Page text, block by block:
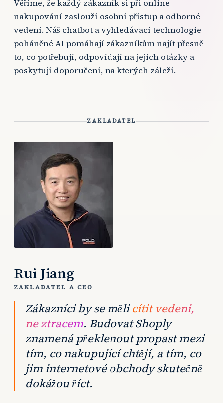
Věříme, že každý zákazník si při online
nakupování zaslouží osobní přístup a odborné
vedení. Náš chatbot a vyhledávací technologie
poháněné AI pomáhají zákazníkům najít přesně
to, co potřebují, odpovídají na jejich otázky a
poskytují doporučení, na kterých záleží.
ZAKLADATEL
Rui Jiang
ZAKLADATEL A CEO
Zákazníci by se měli cítit vedeni,
ne ztraceni. Budovat Shoply
znamená překlenout propast mezi
tím, co nakupující chtějí, a tím, co
jim internetové obchody skutečně
dokážou říct.